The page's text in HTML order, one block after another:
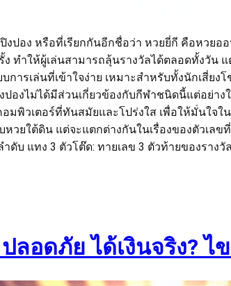
งปอง หรือที่เรียกกันอีกชื่อว่า หวยยี่กี คือหว
ง ทำให้ผู้เล่นสามารถลุ้นรางวัลได้ตลอดทั้งวั
การเล่นที่เข้าใจง่าย เหมาะสำหรับทั้งนักเสี่
ปองไม่ได้มีส่วนเกี่ยวข้องกับกีฬาชนิดนี้แต่อย่
พิวเตอร์ที่ทันสมัยและโปร่งใส เพื่อให้มั่นใจ
วยใต้ดิน แต่จะแตกต่างกันในเรื่องของตัวเล
ดับ แทง 3 ตัวโต๊ด: ทายเลข 3 ตัวท้ายของราง
ลอดภัย ได้เงินจริง?